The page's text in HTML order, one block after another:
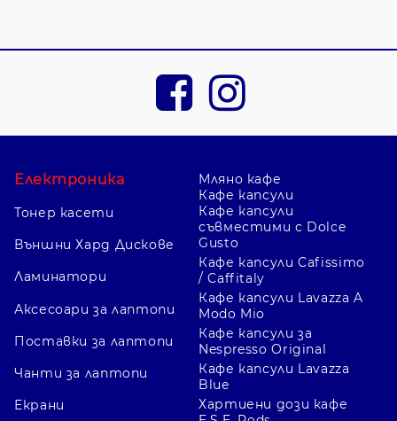
Електроника
Тонер касети
Външни Хард Дискове
Ламинатори
Аксесоари за лаптопи
Поставки за лаптопи
Чанти за лаптопи
Екрани
Мляно кафе
Кафе капсули
Кафе капсули
съвместими с Dolce
Gusto
Кафе капсули Cafissimo
/ Caffitaly
Кафе капсули Lavazza A
Modo Mio
Кафе капсули за
Nespresso Original
Кафе капсули Lavazza
Blue
Хартиени дози кафе